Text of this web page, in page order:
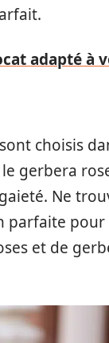
adapté à
choisis
gerbera
Ne
pour
et de